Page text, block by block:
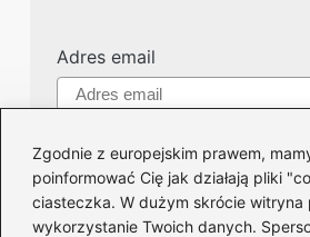
Zgodnie z europejskim prawem,
poinformować Cię jak działają pliki
ciasteczka. W dużym skrócie witryna
wykorzystanie Twoich danych.
Adres email